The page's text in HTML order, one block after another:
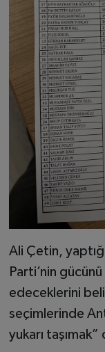
Ali Çetin,
Parti’nin
edeceklerini
seçimlerinde
yukarı taşımak”